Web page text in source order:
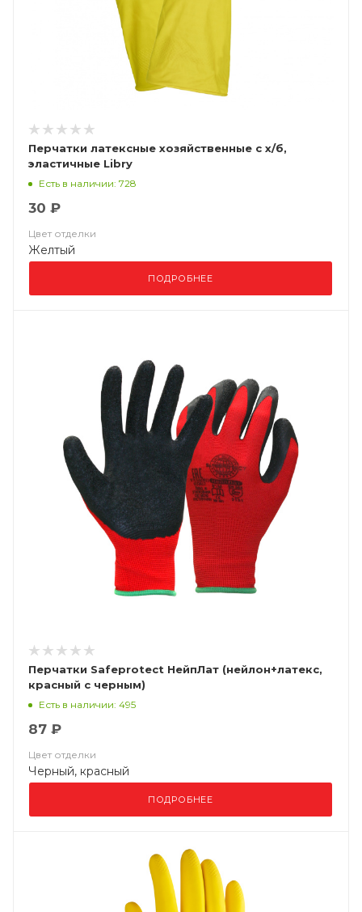
Перчатки латексные хозяйственные с х/б,
эластичные Libry
Есть в наличии: 728
30 ₽
Цвет отделки
Желтый
ПОДРОБНЕЕ
Перчатки Safeprotect НейпЛат (нейлон+латекс,
красный с черным)
Есть в наличии: 495
87 ₽
Цвет отделки
Черный, красный
ПОДРОБНЕЕ